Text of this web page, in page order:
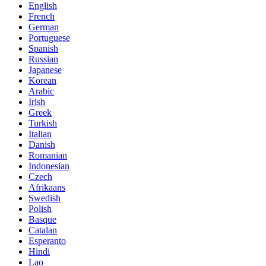
English
French
German
Portuguese
Spanish
Russian
Japanese
Korean
Arabic
Irish
Greek
Turkish
Italian
Danish
Romanian
Indonesian
Czech
Afrikaans
Swedish
Polish
Basque
Catalan
Esperanto
Hindi
Lao